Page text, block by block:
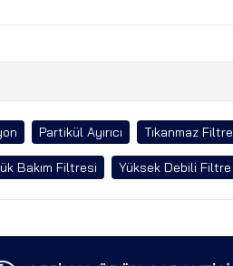
Partikül Ayırıcı Tıkanmaz Filtre
Bakım Filtresi Yüksek Debili Filtre